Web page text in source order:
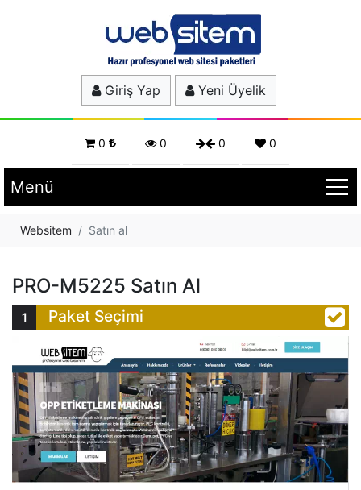
Giriş Yap Yeni Üyelik
0 0 0 0
Menü
Websitem Satın al
PRO-M5225 Satın Al
Paket Seçimi